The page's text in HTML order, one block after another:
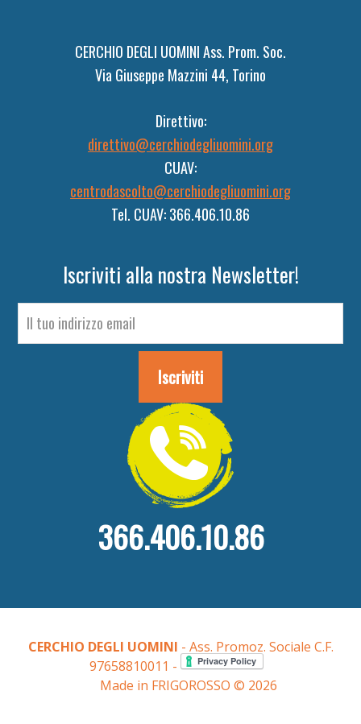
CERCHIO DEGLI UOMINI Ass. Prom. Soc.
Via Giuseppe Mazzini 44, Torino
Direttivo:
direttivo@cerchiodegliuomini.org
CUAV:
centrodascolto@cerchiodegliuomini.org
Tel. CUAV: 366.406.10.86
Iscriviti alla nostra Newsletter!
366.406.10.86
CERCHIO DEGLI UOMINI - Ass. Promoz. Sociale C.F.
97658810011 -
Made in FRIGOROSSO © 2026